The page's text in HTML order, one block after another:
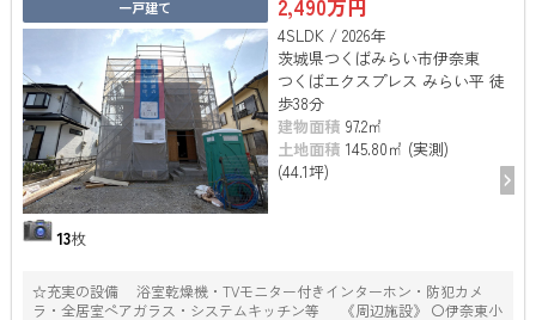
一戸建て
13枚
2,490万円
4SLDK / 2026年
茨城県つくばみらい市伊奈東
つくばエクスプレス みらい平 徒
歩38分
建物面積 97.2㎡
土地面積 145.80㎡ (実測)
(44.1坪)
☆充実の設備 浴室乾燥機・TVモニター付きインターホン・防犯カメ
ラ・全居室ペアガラス・システムキッチン等 《周辺施設》 〇伊奈東小